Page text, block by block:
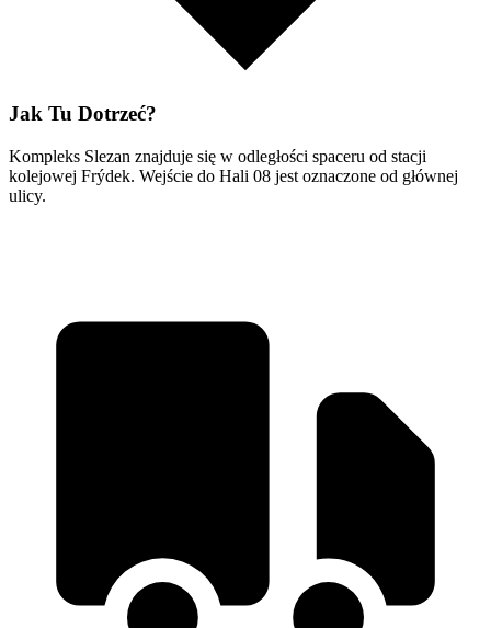
Jak Tu Dotrzeć?
Kompleks Slezan znajduje się w odległości spaceru od stacji
kolejowej Frýdek. Wejście do Hali 08 jest oznaczone od głównej
ulicy.